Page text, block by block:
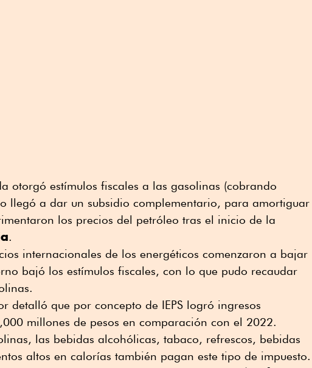
otorgó estímulos fiscales a las gasolinas (cobrando
llegó a dar un subsidio complementario, para amortiguar
los precios del petróleo tras el inicio de la
.
internacionales de los energéticos comenzaron a bajar
bajó los estímulos fiscales, con lo que pudo recaudar
detalló que por concepto de IEPS logró ingresos
millones de pesos en comparación con el 2022.
las bebidas alcohólicas, tabaco, refrescos, bebidas
altos en calorías también pagan este tipo de impuesto.